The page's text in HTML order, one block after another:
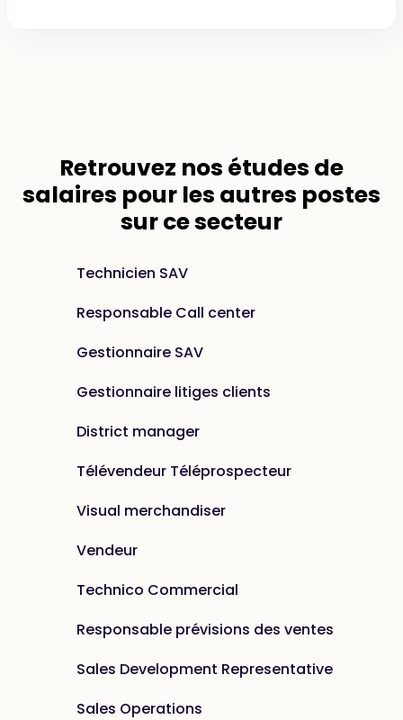
Retrouvez nos études de
salaires pour les autres postes
sur ce secteur
Technicien SAV
Responsable Call center
Gestionnaire SAV
Gestionnaire litiges clients
District manager
Télévendeur Téléprospecteur
Visual merchandiser
Vendeur
Technico Commercial
Responsable prévisions des ventes
Sales Development Representative
Sales Operations